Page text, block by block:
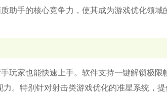
助手的核心竞争力，使其成为游戏优化领域
玩家也能快速上手。软件支持一键解锁极限
。特别针对射击类游戏优化的准星系统，提